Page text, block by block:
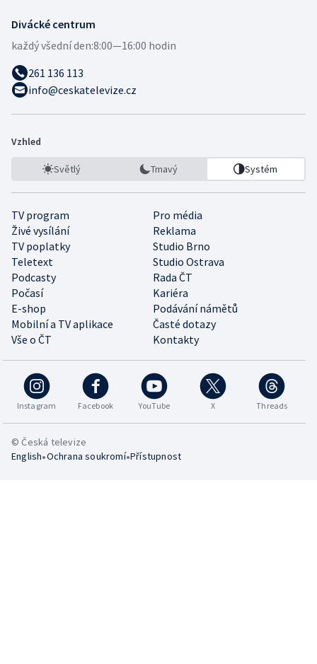
Divácké centrum
každý všední den:8:00—16:00 hodin
261 136 113
info@ceskatelevize.cz
Vzhled
Světlý Tmavý Systém
TV program
Pro média
Živé vysílání
Reklama
TV poplatky
Studio Brno
Teletext
Studio Ostrava
Podcasty
Rada ČT
Počasí
Kariéra
E-shop
Podávání námětů
Mobilní a TV aplikace
Časté dotazy
Vše o ČT
Kontakty
Instagram Facebook YouTube X Threads
© Česká televize
English•Ochrana soukromí•Přístupnost